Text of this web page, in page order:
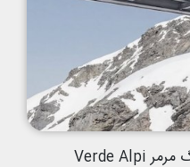
در طراحی داخلی این فضا از سنگ مرمر Verde Alpi